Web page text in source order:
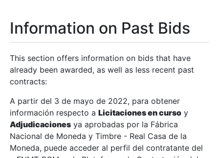
Show/Hide
Show/Hide
Information on Past Bids
This section offers information on bids that have
already been awarded, as well as less recent past
contracts:
A partir del 3 de mayo de 2022, para obtener
información respecto a Licitaciones en curso y
Adjudicaciones ya aprobadas por la Fábrica
Nacional de Moneda y Timbre - Real Casa de la
Moneda, puede acceder al perfil del contratante del